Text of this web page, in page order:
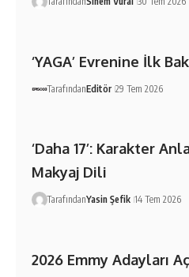
‘YAGA’ Evrenine İlk
TarafındanEditör 29 Tem 2026
‘Daha 17’: Karakter
Makyaj Dili
TarafındanYasin Şefik 14 Tem 2026
2026 Emmy Adayları